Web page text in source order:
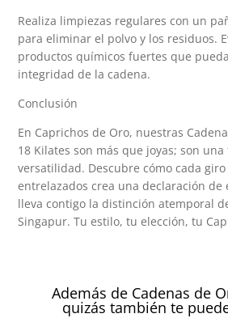
Realiza limpiezas regulares con un
para eliminar el polvo y los residuos.
productos químicos fuertes que
integridad de la cadena.
Conclusión
En Caprichos de Oro, nuestras
18 Kilates son más que joyas; son
versatilidad. Descubre cómo cada
entrelazados crea una declaración de
lleva contigo la distinción atemporal
Singapur. Tu estilo, tu elección, tu
Además de Cadenas de
quizás también te